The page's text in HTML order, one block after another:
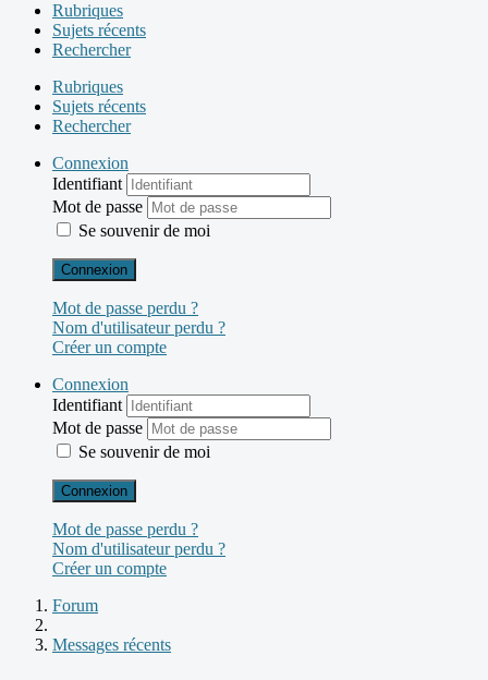
Rubriques
Sujets récents
Rechercher
Rubriques
Sujets récents
Rechercher
Connexion
Identifiant
Mot de passe
Se souvenir de moi
Connexion
Mot de passe perdu ?
Nom d'utilisateur perdu ?
Créer un compte
Connexion
Identifiant
Mot de passe
Se souvenir de moi
Connexion
Mot de passe perdu ?
Nom d'utilisateur perdu ?
Créer un compte
Forum
Messages récents